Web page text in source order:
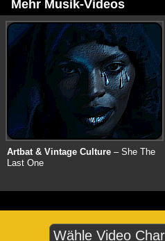
Mehr Musik-Videos
Artbat & Vintage Culture – She The
Last One